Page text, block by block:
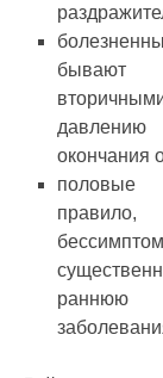
бывают
окончания
половые
раннюю